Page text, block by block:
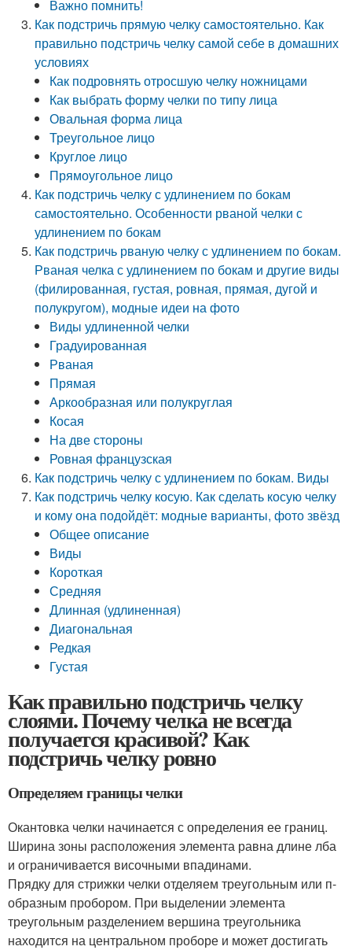
Важно помнить!
Как подстричь прямую челку самостоятельно. Как
правильно подстричь челку самой себе в домашних
условиях
Как подровнять отросшую челку ножницами
Как выбрать форму челки по типу лица
Овальная форма лица
Треугольное лицо
Круглое лицо
Прямоугольное лицо
Как подстричь челку с удлинением по бокам
самостоятельно. Особенности рваной челки с
удлинением по бокам
Как подстричь рваную челку с удлинением по бокам.
Рваная челка с удлинением по бокам и другие виды
(филированная, густая, ровная, прямая, дугой и
полукругом), модные идеи на фото
Виды удлиненной челки
Градуированная
Рваная
Прямая
Аркообразная или полукруглая
Косая
На две стороны
Ровная французская
Как подстричь челку с удлинением по бокам. Виды
Как подстричь челку косую. Как сделать косую челку
и кому она подойдёт: модные варианты, фото звёзд
Общее описание
Виды
Короткая
Средняя
Длинная (удлиненная)
Диагональная
Редкая
Густая
Как правильно подстричь челку
слоями. Почему челка не всегда
получается красивой? Как
подстричь челку ровно
Определяем границы челки
Окантовка челки начинается с определения ее границ.
Ширина зоны расположения элемента равна длине лба
и ограничивается височными впадинами.
Прядку для стрижки челки отделяем треугольным или п-
образным пробором. При выделении элемента
треугольным разделением вершина треугольника
находится на центральном проборе и может достигать